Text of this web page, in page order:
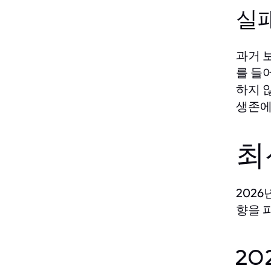
실
과거
를 들
하지
생존
2026
향을